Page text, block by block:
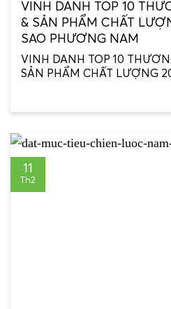
VINH DANH TOP 10
& SẢN PHẨM CHẤT
SAO PHƯƠNG NAM
VINH DANH TOP 10
SẢN PHẨM CHẤT LƯỢNG
11
Th2